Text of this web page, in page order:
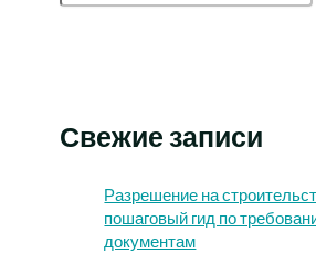
Свежие записи
Разрешение на
пошаговый гид по
документам